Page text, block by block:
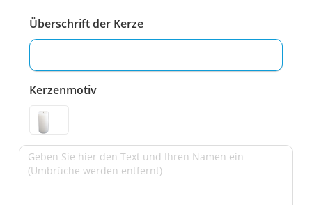
Überschrift der Kerze
Kerzenmotiv